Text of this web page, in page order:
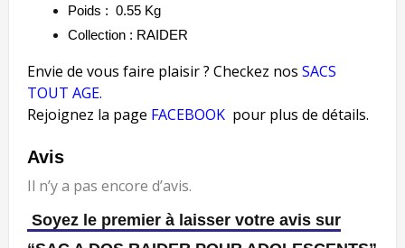
Poids : 0.55 Kg
Collection : RAIDER
Envie de vous faire plaisir ? Checkez nos SACS
TOUT AGE.
Rejoignez la page FACEBOOK pour plus de détails.
Avis
Il n’y a pas encore d’avis.
Soyez le premier à laisser votre avis sur